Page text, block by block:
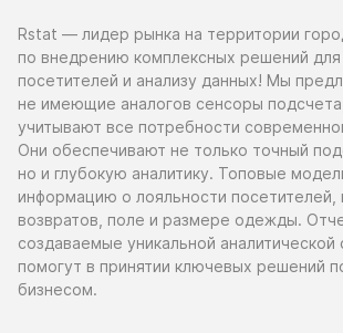
Rstat — лидер рынка на территории
по внедрению комплексных решений
посетителей и анализу данных! Мы
не имеющие аналогов сенсоры
учитывают все потребности
Они обеспечивают не только точный
но и глубокую аналитику. Топовые
информацию о лояльности посетителей,
возвратов, поле и размере одежды.
создаваемые уникальной аналитической
помогут в принятии ключевых решений
бизнесом.